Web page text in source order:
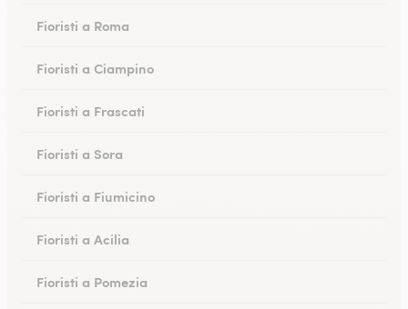
Fioristi a Roma
Fioristi a Ciampino
Fioristi a Frascati
Fioristi a Sora
Fioristi a Fiumicino
Fioristi a Acilia
Fioristi a Pomezia